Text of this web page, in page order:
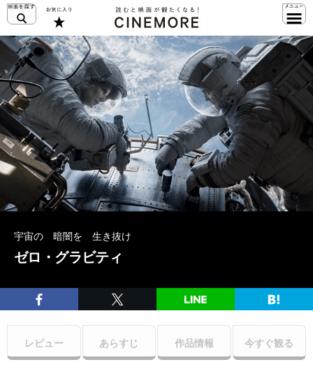
宇宙の 暗闇を 生き抜け
ゼロ・グラビティ
レビュー あらすじ 作品情報 今すぐ観る